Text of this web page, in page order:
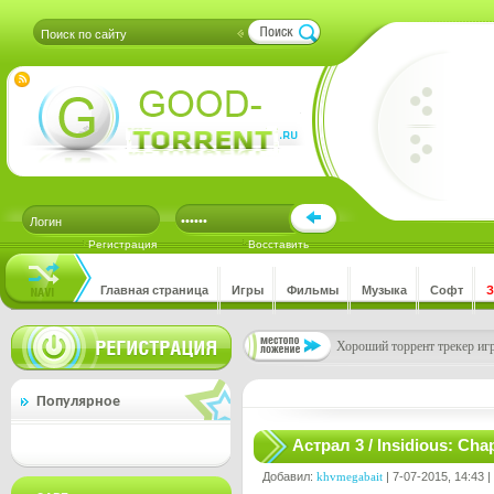
Регистрация Восставить
Главная страница Игры Фильмы Музыка Софт
Хороший торрент трекер
Популярное
Астрал 3 / Insidious:
Добавил: khvmegabait | 7-07-2015, 14:43